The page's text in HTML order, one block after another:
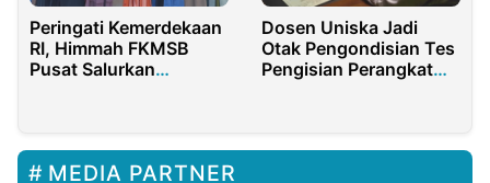
Peringati Kemerdekaan
RI, Himmah FKMSB
Pusat Salurkan
Dosen Uniska Jadi
Otak Pengondisian Tes
Pengisian Perangkat
MEDIA PARTNER